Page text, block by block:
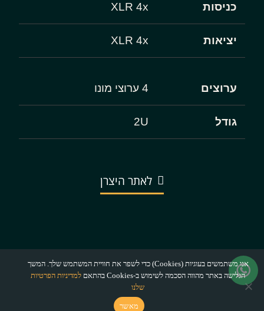
כניסות XLR 4x
יציאות XLR 4x
ערוצים 4 ערוצי מונו
גודל 2U
לאתר היצרן
אנו משתמשים בעוגיות (Cookies) כדי לשפר את חוויית המשתמש שלך. המשך
הגלישה באתר מהווה הסכמה לשימוש ב-Cookies בהתאם
למדיניות הפרטיות
שלנו
מאשר